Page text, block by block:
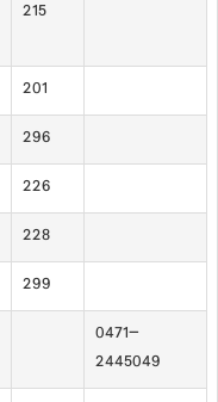
215
201
296
226
228
299
0471-
2445049